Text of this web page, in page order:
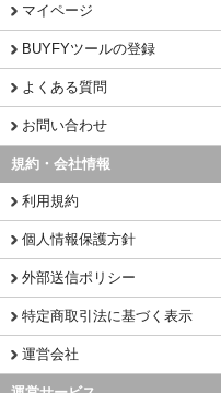
マイページ
BUYFYツールの登録
よくある質問
お問い合わせ
規約・会社情報
利用規約
個人情報保護方針
外部送信ポリシー
特定商取引法に基づく表示
運営会社